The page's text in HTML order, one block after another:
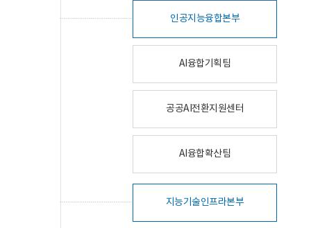
인공지능융합본부
AI융합기획팀
공공AI전환지원센터
AI융합확산팀
지능기술인프라본부